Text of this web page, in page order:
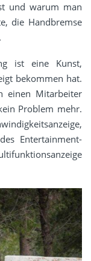
und warum man
die Handbremse
ist eine Kunst,
bekommen hat.
einen Mitarbeiter
Problem mehr.
Entertainment-